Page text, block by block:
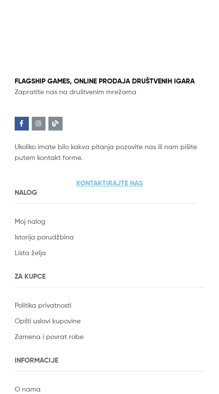
FLAGSHIP GAMES, ONLINE PRODAJA DRUŠTVENIH IGARA
Zapratite nas na društvenim mrežama
Ukoliko imate bilo kakva pitanja pozovite nas ili nam pišite
putem kontakt forme.
KONTAKTIRAJTE NAS
NALOG
Moj nalog
Istorija porudžbina
Lista želja
ZA KUPCE
Politika privatnosti
Opšti uslovi kupovine
Zamena i povrat robe
INFORMACIJE
O nama